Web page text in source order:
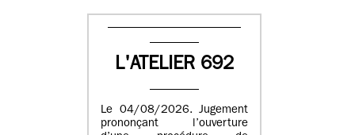
L'ATELIER 692
Le 04/08/2026. Jugement
prononçant l’ouverture